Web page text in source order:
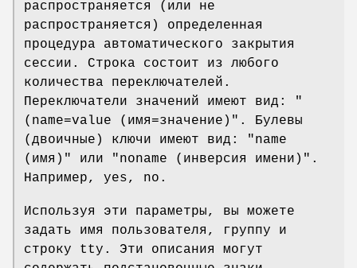
распространяется (или не
распространяется) определенная
процедура автоматического закрытия
сессии. Строка состоит из любого
количества переключателей.
Переключатели значений имеют вид: "
(name=value (имя=значение)". Булевы
(двоичные) ключи имеют вид: "name
(имя)" или "noname (инверсия имени)".
Например, yes, no.
Используя эти параметры, вы можете
задать имя пользователя, группу и
строку tty. Эти описания могут